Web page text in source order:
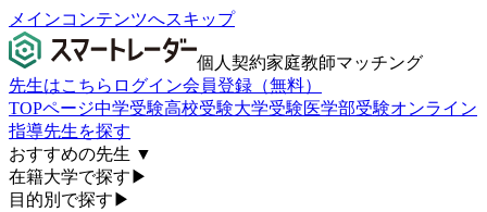
メインコンテンツへスキップ
個人契約家庭教師マッチング
先生はこちら ログイン会員登録（無料）
TOPページ中学受験高校受験大学受験医学部受験オンライン
指導先生を探す
おすすめの先生 ▼
在籍大学で探す ▶
目的別で探す ▶